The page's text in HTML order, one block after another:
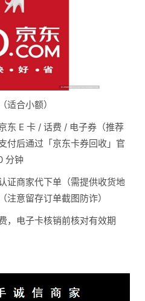
适合小额）
东 E 卡 / 话费 / 电子券（推荐
付后通过「京东卡券回收」官
分钟
证商家代下单（需提供收货地
注意留存订单截图防诈）
，电子卡核销前核对有效期